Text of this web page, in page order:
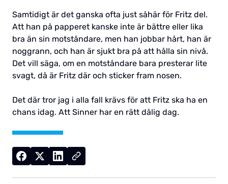
Samtidigt är det ganska ofta just såhär för Fritz del.
Att han på papperet kanske inte är bättre eller lika
bra än sin motståndare, men han jobbar hårt, han är
noggrann, och han är sjukt bra på att hålla sin nivå.
Det vill säga, om en motståndare bara presterar lite
svagt, då är Fritz där och sticker fram nosen.
Det där tror jag i alla fall krävs för att Fritz ska ha en
chans idag. Att Sinner har en rätt dålig dag.